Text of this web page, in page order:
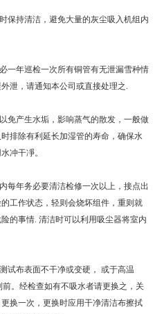
持清洁，避免大量的灰尘吸入机组内
年巡检一次所有铜管有无泄漏雪种情
泄，请通知本公司或直接处理之.
产生水垢，影响蒸气的散发，一般做
排除有利延长加湿管的寿命，确保水
冲干凈。
年务必要清洁检修一次以上，接点出
工作状态，轻则会烧坏组件，重则就
的事情. 清洁时可以利用吸尘器将室内
布表面不干净或变硬， 或于高温
。经检查如有不吸水者请更换之，关
换一次，更换时应用干净清洁布擦拭